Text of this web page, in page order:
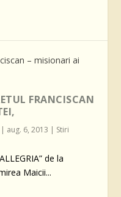
FRANCISCAN
| aug. 6, 2013 | Stiri
de la
Maicii...